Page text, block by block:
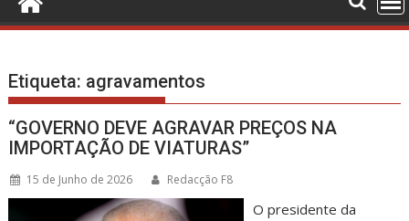
Etiqueta: agravamentos
“GOVERNO DEVE AGRAVAR PREÇOS NA
IMPORTAÇÃO DE VIATURAS”
15 de Junho de 2026 Redacção F8
O presidente da